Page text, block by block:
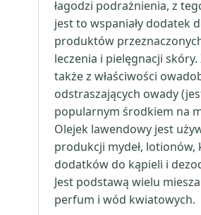
łagodzi podrażnienia, z
jest to wspaniały dodatek
produktów
leczenia i pielęgnacji
także z właściwości
odstraszających owady
popularnym środkiem na
Olejek lawendowy jest
produkcji mydeł, lotionów,
dodatków do kąpieli i
Jest podstawą wielu
perfum i wód kwiatowych.